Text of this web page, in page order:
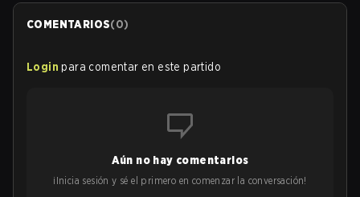
COMENTARIOS(0)
Login para comentar en este partido
Aún no hay comentarios
¡Inicia sesión y sé el primero en comenzar la conversación!